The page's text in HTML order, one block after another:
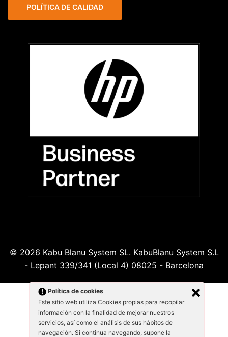
POLÍTICA DE CALIDAD
© 2026 Kabu Blanu System SL. KabuBlanu System S.L
- Lepant 339/341 (Local 4) 08025 - Barcelona
Política de cookies
Este sitio web utiliza Cookies propias para recopilar
información con la finalidad de mejorar nuestros
servicios, así como el análisis de sus hábitos de
navegación. Si continua navegando, supone la